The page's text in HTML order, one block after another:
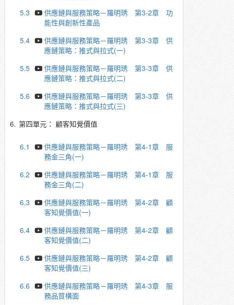
5.3
供應鏈與服務策略－羅明琇 第3-2章 功
能性與創新性產品
5.4
供應鏈與服務策略－羅明琇 第3-3章 供
應鏈策略：推式與拉式(一)
5.5
供應鏈與服務策略－羅明琇 第3-3章 供
應鏈策略：推式與拉式(二)
5.6
供應鏈與服務策略－羅明琇 第3-3章 供
應鏈策略：推式與拉式(三)
6. 第四單元： 顧客知覺價值
6.1
供應鏈與服務策略－羅明琇 第4-1章 服
務金三角(一)
6.2
供應鏈與服務策略－羅明琇 第4-1章 服
務金三角(二)
6.3
供應鏈與服務策略－羅明琇 第4-2章 顧
客知覺價值(一)
6.4
供應鏈與服務策略－羅明琇 第4-2章 顧
客知覺價值(二)
6.5
供應鏈與服務策略－羅明琇 第4-2章 顧
客知覺價值(三)
6.6
供應鏈與服務策略－羅明琇 第4-3章 服
務品質構面